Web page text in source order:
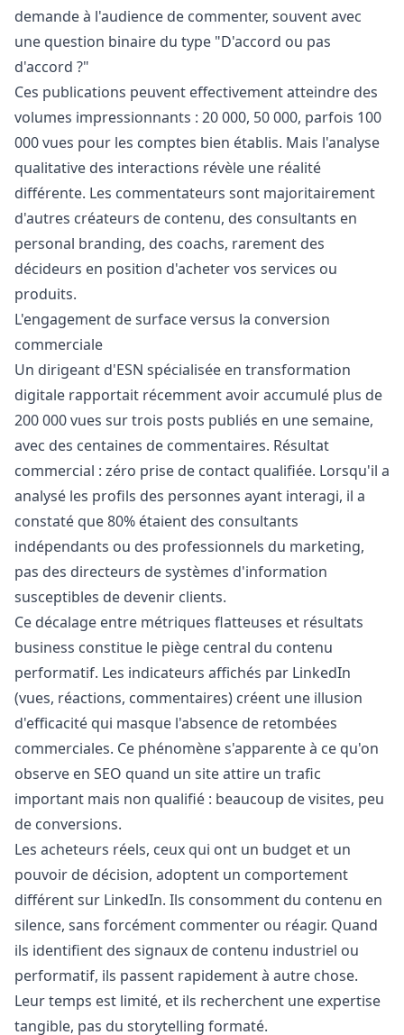
demande à l'audience de commenter, souvent avec
une question binaire du type "D'accord ou pas
d'accord ?"
Ces publications peuvent effectivement atteindre des
volumes impressionnants : 20 000, 50 000, parfois 100
000 vues pour les comptes bien établis. Mais l'analyse
qualitative des interactions révèle une réalité
différente. Les commentateurs sont majoritairement
d'autres créateurs de contenu, des consultants en
personal branding, des coachs, rarement des
décideurs en position d'acheter vos services ou
produits.
L'engagement de surface versus la conversion
commerciale
Un dirigeant d'ESN spécialisée en transformation
digitale rapportait récemment avoir accumulé plus de
200 000 vues sur trois posts publiés en une semaine,
avec des centaines de commentaires. Résultat
commercial : zéro prise de contact qualifiée. Lorsqu'il a
analysé les profils des personnes ayant interagi, il a
constaté que 80% étaient des consultants
indépendants ou des professionnels du marketing,
pas des directeurs de systèmes d'information
susceptibles de devenir clients.
Ce décalage entre métriques flatteuses et résultats
business constitue le piège central du contenu
performatif. Les indicateurs affichés par LinkedIn
(vues, réactions, commentaires) créent une illusion
d'efficacité qui masque l'absence de retombées
commerciales. Ce phénomène s'apparente à ce qu'on
observe en SEO quand un site attire un trafic
important mais non qualifié : beaucoup de visites, peu
de conversions.
Les acheteurs réels, ceux qui ont un budget et un
pouvoir de décision, adoptent un comportement
différent sur LinkedIn. Ils consomment du contenu en
silence, sans forcément commenter ou réagir. Quand
ils identifient des signaux de contenu industriel ou
performatif, ils passent rapidement à autre chose.
Leur temps est limité, et ils recherchent une expertise
tangible, pas du storytelling formaté.